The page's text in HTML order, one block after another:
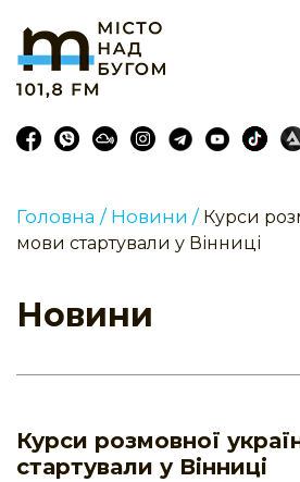
Головна / Новини / Курси
мови стартували у Вінниці
Новини
Курси розмовної
стартували у Вінниці